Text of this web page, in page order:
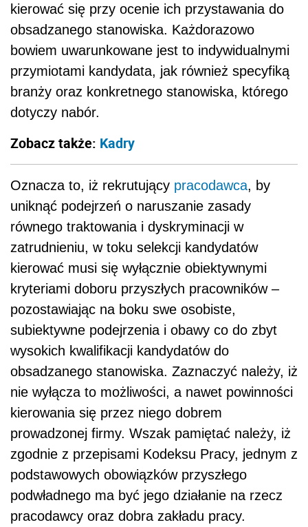
kierować się przy ocenie ich przystawania do
obsadzanego stanowiska. Każdorazowo
bowiem uwarunkowane jest to indywidualnymi
przymiotami kandydata, jak również specyfiką
branży oraz konkretnego stanowiska, którego
dotyczy nabór.
Zobacz także: Kadry
Oznacza to, iż rekrutujący pracodawca, by
uniknąć podejrzeń o naruszanie zasady
równego traktowania i dyskryminacji w
zatrudnieniu, w toku selekcji kandydatów
kierować musi się wyłącznie obiektywnymi
kryteriami doboru przyszłych pracowników –
pozostawiając na boku swe osobiste,
subiektywne podejrzenia i obawy co do zbyt
wysokich kwalifikacji kandydatów do
obsadzanego stanowiska. Zaznaczyć należy, iż
nie wyłącza to możliwości, a nawet powinności
kierowania się przez niego dobrem
prowadzonej firmy. Wszak pamiętać należy, iż
zgodnie z przepisami Kodeksu Pracy, jednym z
podstawowych obowiązków przyszłego
podwładnego ma być jego działanie na rzecz
pracodawcy oraz dobra zakładu pracy.